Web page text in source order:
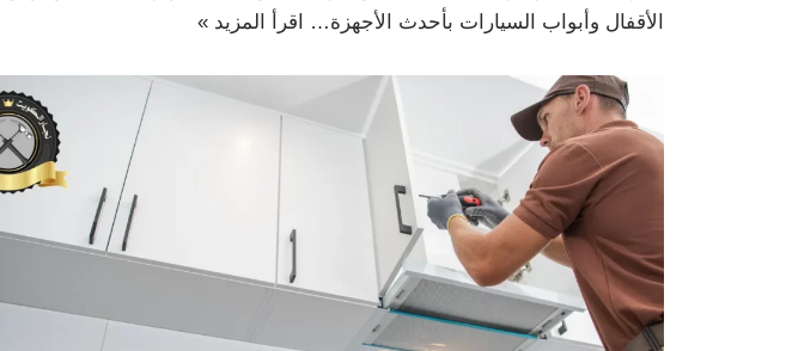
الأقفال وأبواب السيارات بأحدث الأجهزة…
اقرأ المزيد »